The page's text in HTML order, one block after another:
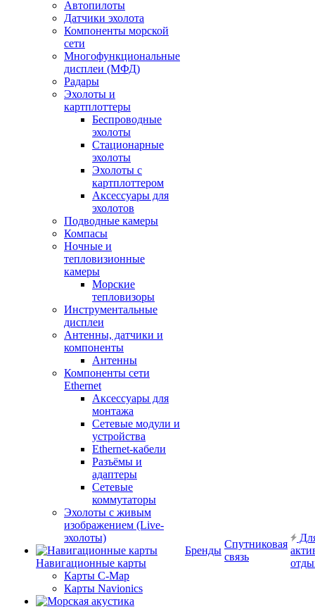
Автопилоты
Датчики эхолота
Компоненты морской
сети
Многофункциональные
дисплеи (МФД)
Радары
Эхолоты и
картплоттеры
Беспроводные
эхолоты
Стационарные
эхолоты
Эхолоты с
картплоттером
Аксессуары для
эхолотов
Подводные камеры
Компасы
Ночные и
тепловизионные
камеры
Морские
тепловизоры
Инструментальные
дисплеи
Антенны, датчики и
компоненты
Антенны
Компоненты сети
Ethernet
Аксессуары для
монтажа
Сетевые модули и
устройства
Ethernet-кабели
Разъёмы и
адаптеры
Сетевые
коммутаторы
Эхолоты с живым
изображением (Live-
эхолоты)
Навигационные карты
Карты C-Map
Карты Navionics
Бренды
Спутниковая
связь